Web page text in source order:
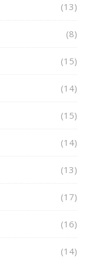
(13)
(8)
(15)
(14)
(15)
(14)
(13)
(17)
(16)
(14)